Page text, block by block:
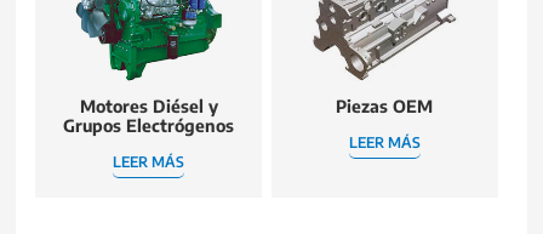
Motores Diésel y
Grupos Electrógenos
LEER MÁS
Piezas OEM
LEER MÁS